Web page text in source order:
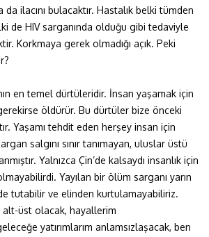
da ilacını bulacaktır. Hastalık belki tümden
de HIV sarganında olduğu gibi tedaviyle
Korkmaya gerek olmadığı açık. Peki
en temel dürtüleridir. İnsan yaşamak için
öldürür. Bu dürtüler bize önceki
Yaşamı tehdit eden herşey insan için
salgını sınır tanımayan, uluslar üstü
Yalnızca Çin’de kalsaydı insanlık için
Yayılan bir ölüm sarganı yarın
tutabilir ve elinden kurtulamayabiliriz.
alt-üst olacak, hayallerim
yatırımlarım anlamsızlaşacak, ben